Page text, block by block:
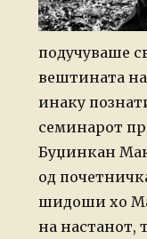
подучуваше
вештината
инаку
семинарот
Буџинкан
од
шидоши хо
на настанот,